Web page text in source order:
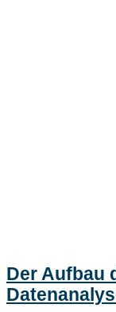
Der Aufbau